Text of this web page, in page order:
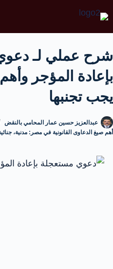
شرح عملي لـ
بإعادة المؤجر
يجب تجنبها
عبدالعزيز حسين عمار المحامي بالنقض
أهم صيغ الدعاوى القانونية في مصر: مدنية،